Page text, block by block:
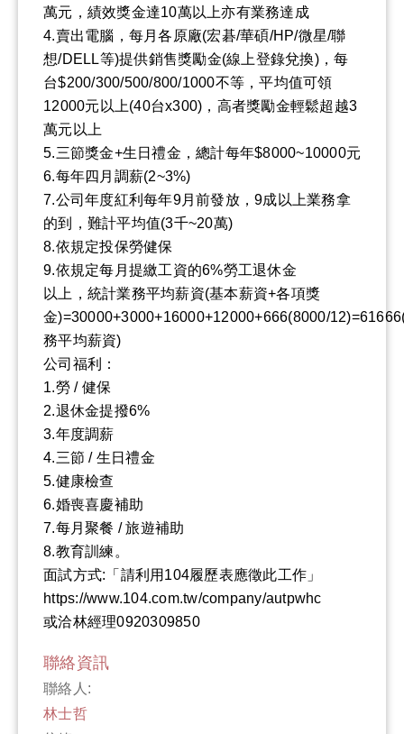
萬元，績效獎金達10萬以上亦有業務達成
4.賣出電腦，每月各原廠(宏碁/華碩/HP/微星/聯
想/DELL等)提供銷售獎勵金(線上登錄兌換)，每
台$200/300/500/800/1000不等，平均值可領
12000元以上(40台x300)，高者獎勵金輕鬆超越3
萬元以上
5.三節獎金+生日禮金，總計每年$8000~10000元
6.每年四月調薪(2~3%)
7.公司年度紅利每年9月前發放，9成以上業務拿
的到，難計平均值(3千~20萬)
8.依規定投保勞健保
9.依規定每月提繳工資的6%勞工退休金
以上，統計業務平均薪資(基本薪資+各項獎
金)=30000+3000+16000+12000+666(8000/
務平均薪資)
公司福利：
1.勞 / 健保
2.退休金提撥6%
3.年度調薪
4.三節 / 生日禮金
5.健康檢查
6.婚喪喜慶補助
7.每月聚餐 / 旅遊補助
8.教育訓練。
面試方式:「請利用104履歷表應徵此工作」
https://www.104.com.tw/company/autpwhc
或洽林經理0920309850
聯絡資訊
聯絡人:
林士哲